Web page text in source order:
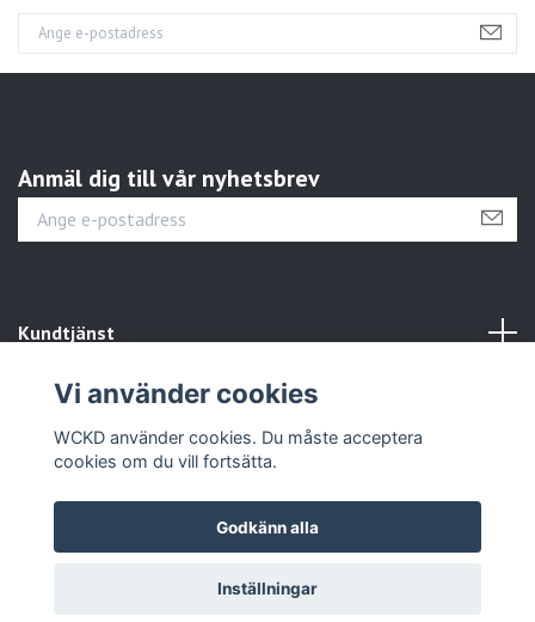
Anmäl dig till vår nyhetsbrev
Kundtjänst
Sociala medier
© 2026 WCKD
Vi använder cookies
WCKD använder cookies. Du måste acceptera
cookies om du vill fortsätta.
Godkänn alla
Inställningar